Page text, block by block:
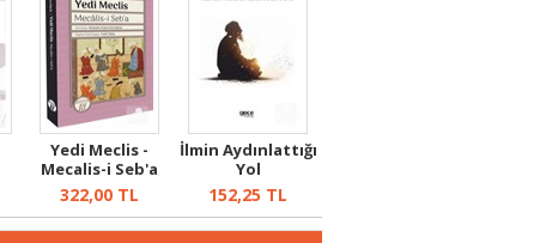
Yedi Meclis -
Mecalis-i Seb'a
322,00 TL
İlmin Aydınlattığı
Yol
152,25 TL